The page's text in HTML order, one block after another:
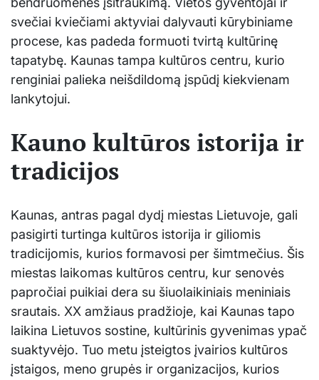
svečiai kviečiami aktyviai dalyvauti kūrybiniame
procese, kas padeda formuoti tvirtą kultūrinę
tapatybę. Kaunas tampa kultūros centru, kurio
renginiai palieka neišdildomą įspūdį kiekvienam
lankytojui.
Kauno kultūros istorija ir
tradicijos
Kaunas, antras pagal dydį miestas Lietuvoje, gali
pasigirti turtinga kultūros istorija ir giliomis
tradicijomis, kurios formavosi per šimtmečius. Šis
miestas laikomas kultūros centru, kur senovės
papročiai puikiai dera su šiuolaikiniais meniniais
srautais. XX amžiaus pradžioje, kai Kaunas tapo
laikina Lietuvos sostine, kultūrinis gyvenimas ypač
suaktyvėjo. Tuo metu įsteigtos įvairios kultūros
įstaigos, meno grupės ir organizacijos, kurios